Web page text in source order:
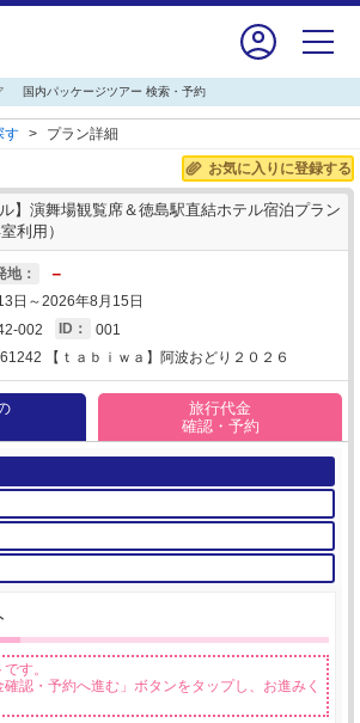
国内パッケージツアー 検索・予約
す > プラン詳細
お気に入りに登録する
ル】演舞場観覧席＆徳島駅直結ホテル宿泊プラン
利用）
地： －
日～2026年8月15日
002 ID： 001
【ｔａｂｉｗａ】阿波おどり２０２６
旅行代金
確認・予約
す。
確認・予約へ進む」ボタンをタップし、お進みく